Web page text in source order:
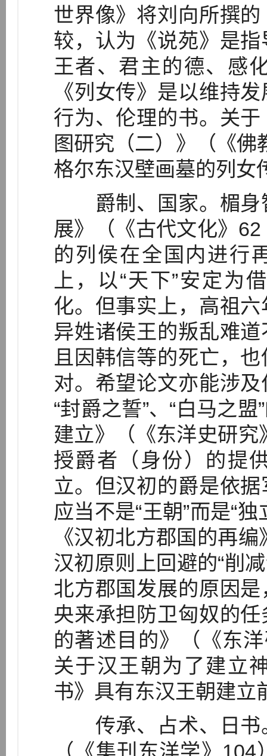
世界像》将刘向所撰
较，认为《说苑》是
王者、君主的德、感
《列女传》是以维持
行为、伦理的书。关
图研究（二）》（《佛
格尔东汉壁画墓的列女
爵制、国家。楣身
展》（《古代文化》
的列侯在全国内进行
上，以“天下”安定为
化。但事实上，高祖
异姓诸侯王的叛乱难
且因韩信等的死亡，
对。希望论文亦能涉
“封爵之誓”、“白马之
建立》（《东洋史研
授爵者（身份）的提
立。但汉初的爵是依
应当不是“王朝”而是“
《汉初北方郡国的再
汉初原则上回避的“削
北方郡国发展的原因
央来承担防卫匈奴的
的著述目的》（《东
关于汉王朝为了建立
书》具有东汉王朝建立
传承、占术、日书
（《集刊东洋学》